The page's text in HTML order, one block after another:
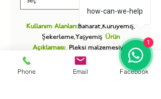
Kullanım Alanları:Baharat,Kuruyemiş,
Şekerleme,Yaşyemiş Ürün
Açıklaması: Pleksi malzemesiyle
ürünlerin tazeligini koruyarak estetik
sunumsaglar, kolay temizlenir ve farklı
Phone Email Facebook
how-can-we-help
1